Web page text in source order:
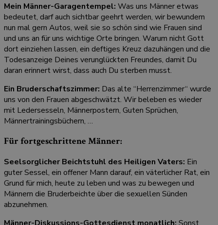
Mein Männer-Garagentempel: Was uns Männer etwas
bedeutet, darf auch sichtbar geehrt werden, wir bewundern
nun mal gern Autos, weil sie so schön sind wie Frauen sind
und uns an für uns wichtige Orte bringen. Warum nicht Gott
dort einziehen lassen, ein deftiges Kreuz dazuhängen und die
Todesanzeige Deines verunglückten Freundes, damit Du
daran erinnert wirst, dass auch Du sterben musst.
Ein Bruderschaftszimmer: Das alte “Herrenzimmer“ wurde
uns von den Frauen abgeschwätzt. Wir beleben es wieder
mit Ledersesseln, Männerpostern, Guten Sprüchen,
Männertrainingsbüchern, …
Für fortgeschrittene Männer:
Seelsorglicher Beichtstuhl des Heiligen Vaters: Ein
guter Sessel, ein offener Mann darauf, ein väterlicher Rat, ein
Grund für mich, heute zu leben und was zu bewegen und
Männern die Bruderbeichte über die sexuellen Sünden
abzunehmen.